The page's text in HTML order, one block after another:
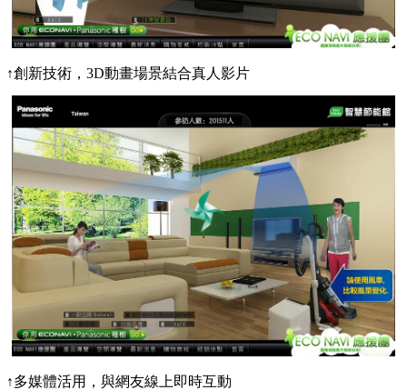
↑創新技術，3D動畫場景結合真人影片
↑多媒體活用，與網友線上即時互動